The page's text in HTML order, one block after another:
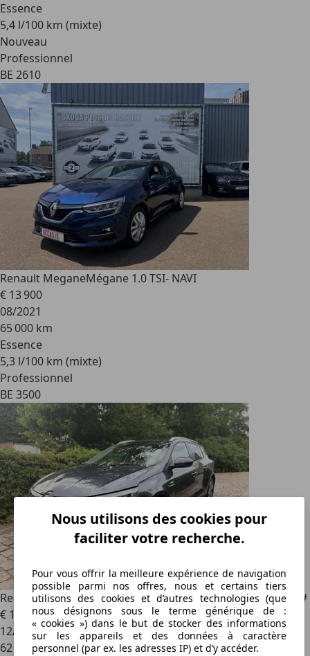
Nous utilisons des cookies pour
faciliter votre recherche.
Pour vous offrir la meilleure expérience de navigation
possible parmi nos offres, nous et certains tiers
utilisons des cookies et d’autres technologies (que
nous désignons sous le terme générique de :
« cookies ») dans le but de stocker des informations
sur les appareils et des données à caractère
personnel (par ex. les adresses IP) et d’y accéder.
Essence
5,4 l/100 km (mixte)
Nouveau
Professionnel
BE 2610
Renault MeganeMégane 1.0 TSI- NAVI
€ 13 900
08/2021
65 000 km
Essence
5,3 l/100 km (mixte)
Professionnel
BE 3500
Renault MeganeSW 1.5 Blue dCi Limited ### 62000 km ###
€ 14 990
12/2021
62 000 km